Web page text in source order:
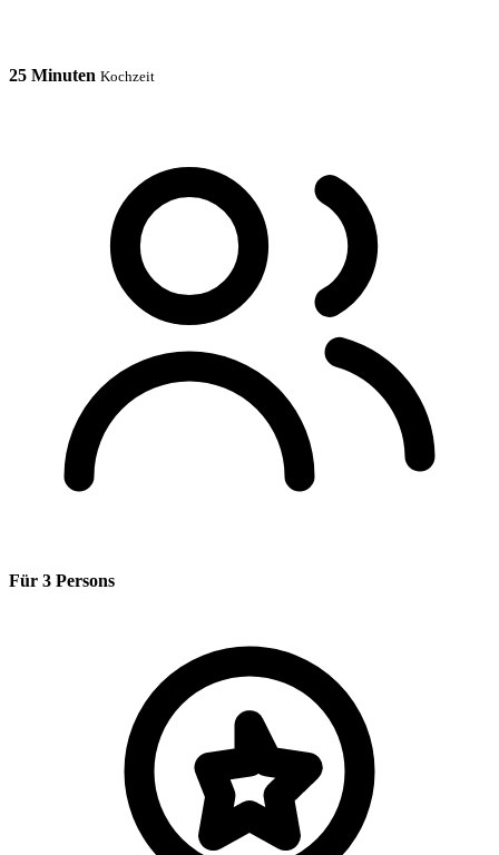
25 Minuten Kochzeit
Für 3 Persons